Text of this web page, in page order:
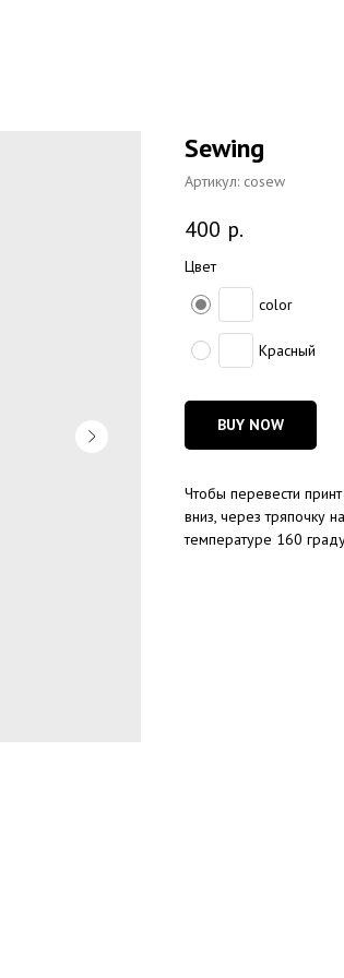
Sewing
Артикул: cosew
400 р.
Цвет
color
Красный
BUY NOW
Чтобы перевести
вниз, через тряпочку
температуре 160